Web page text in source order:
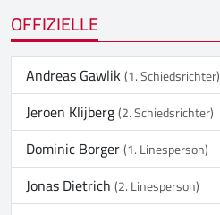
OFFIZIELLE
Andreas Gawlik(1. Schiedsrichter)
Jeroen Klijberg(2. Schiedsrichter)
Dominic Borger(1. Linesperson)
Jonas Dietrich(2. Linesperson)